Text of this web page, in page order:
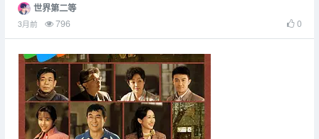
世界第二等
3月前 796 0